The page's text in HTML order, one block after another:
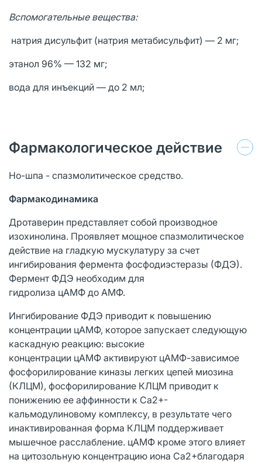
Вспомогательные вещества:
натрия дисульфит (натрия метабисульфит) — 2 мг;
этанол 96% — 132 мг;
вода для инъекций — до 2 мл;
Фармакологическое действие
Но-шпа - спазмолитическое средство.
Фармакодинамика
Дротаверин представляет собой производное
изохинолина. Проявляет мощное спазмолитическое
действие на гладкую мускулатуру за счет
ингибирования фермента фосфодиэстеразы (ФДЭ).
Фермент ФДЭ необходим для
гидролиза цАМФ до АМФ.
Ингибирование ФДЭ приводит к повышению
концентрации цАМФ, которое запускает следующую
каскадную реакцию: высокие
концентрации цАМФ активируют цАМФ-зависимое
фосфорилирование киназы легких цепей миозина
(КЛЦМ), фосфорилирование КЛЦМ приводит к
понижению ее аффинности к Ca2+-
кальмодулиновому комплексу, в результате чего
инактивированная форма КЛЦМ поддерживает
мышечное расслабление. цАМФ кроме этого влияет
на цитозольную концентрацию иона Ca2+благодаря